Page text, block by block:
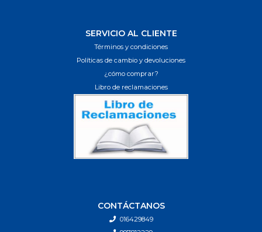
SERVICIO AL CLIENTE
Términos y condiciones
Políticas de cambio y devoluciones
¿cómo comprar?
Libro de reclamaciones
CONTÁCTANOS
016429849